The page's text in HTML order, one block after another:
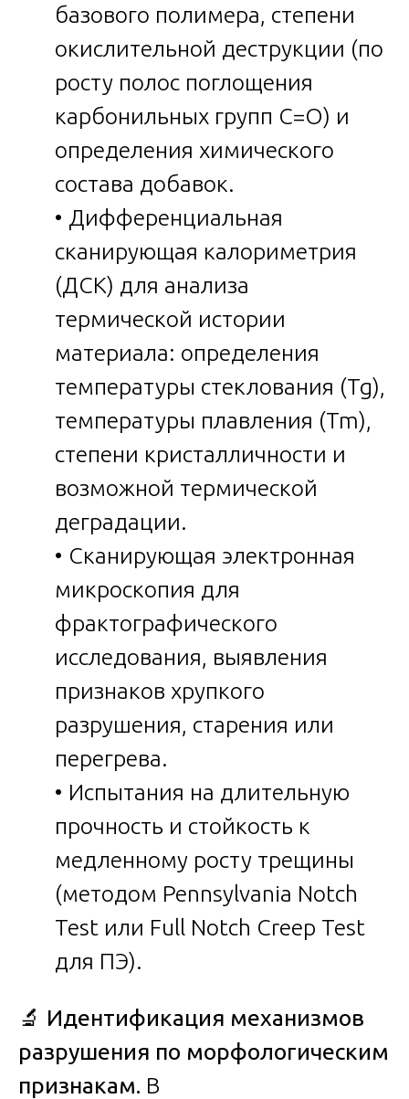
базового полимера, степени
окислительной деструкции (по
росту полос поглощения
карбонильных групп C=O) и
определения химического
состава добавок.
• Дифференциальная
сканирующая калориметрия
(ДСК) для анализа
термической истории
материала: определения
температуры стеклования (Tg),
температуры плавления (Tm),
степени кристалличности и
возможной термической
деградации.
• Сканирующая электронная
микроскопия для
фрактографического
исследования, выявления
признаков хрупкого
разрушения, старения или
перегрева.
• Испытания на длительную
прочность и стойкость к
медленному росту трещины
(методом Pennsylvania Notch
Test или Full Notch Creep Test
для ПЭ).
🔬 Идентификация механизмов
разрушения по морфологическим
признакам. В